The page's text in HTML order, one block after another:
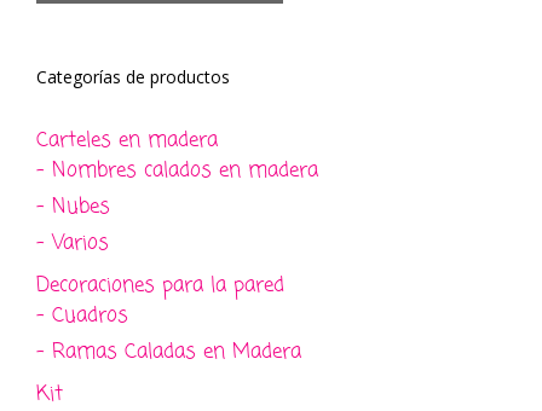
Categorías de productos
Carteles en madera
- Nombres calados en madera
- Nubes
- Varios
Decoraciones para la pared
- Cuadros
- Ramas Caladas en Madera
Kit